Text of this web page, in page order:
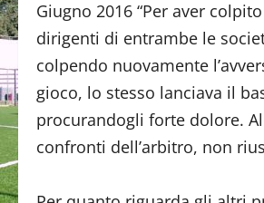
Giugno 2016 “Per aver
dirigenti di entrambe le
colpendo nuovamente
gioco, lo stesso lanciava il
procurandogli forte dolore.
confronti dell’arbitro, non